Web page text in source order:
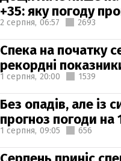
+35: яку погоду
2 серпня, 06:57 2693
Спека на початку
рекордні
1 серпня, 20:00 1539
Без опадів, але із
прогноз погоди на
1 серпня, 09:05 656